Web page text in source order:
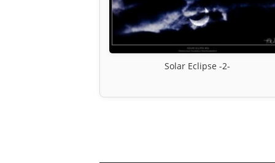
Solar Eclipse -2-